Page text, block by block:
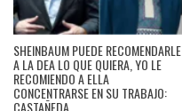
SHEINBAUM PUEDE RECOMENDARLE
A LA DEA LO QUE QUIERA, YO LE
RECOMIENDO A ELLA
CONCENTRARSE EN SU TRABAJO:
CASTAÑEDA